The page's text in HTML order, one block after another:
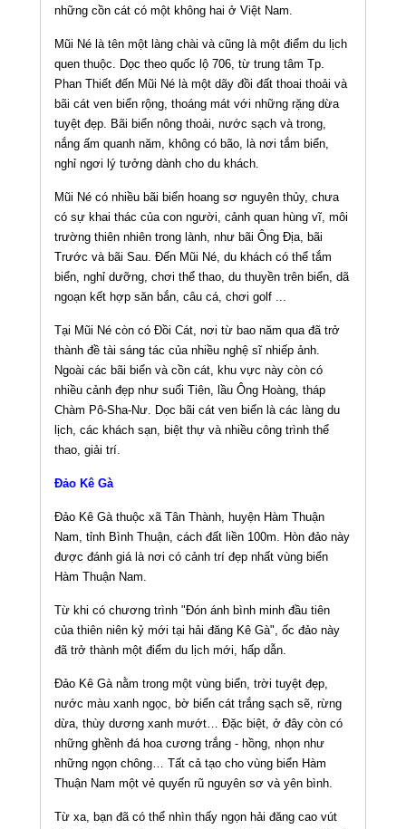
những cồn cát có một không hai ở Việt Nam.
Mũi Né là tên một làng chài và cũng là một điểm du lịch
quen thuộc. Dọc theo quốc lộ 706, từ trung tâm Tp.
Phan Thiết đến Mũi Né là một dãy đồi đất thoai thoải và
bãi cát ven biển rộng, thoáng mát với những rặng dừa
tuyệt đẹp. Bãi biển nông thoải, nước sạch và trong,
nắng ấm quanh năm, không có bão, là nơi tắm biển,
nghỉ ngơi lý tưởng dành cho du khách.
Mũi Né có nhiều bãi biển hoang sơ nguyên thủy, chưa
có sự khai thác của con người, cảnh quan hùng vĩ, môi
trường thiên nhiên trong lành, như bãi Ông Ðịa, bãi
Trước và bãi Sau. Ðến Mũi Né, du khách có thể tắm
biển, nghỉ dưỡng, chơi thể thao, du thuyền trên biển, dã
ngoạn kết hợp săn bắn, câu cá, chơi golf ...
Tại Mũi Né còn có Ðồi Cát, nơi từ bao năm qua đã trở
thành đề tài sáng tác của nhiều nghệ sĩ nhiếp ảnh.
Ngoài các bãi biển và cồn cát, khu vực này còn có
nhiều cảnh đẹp như suối Tiên, lầu Ông Hoàng, tháp
Chàm Pô-Sha-Nư. Dọc bãi cát ven biển là các làng du
lịch, các khách sạn, biệt thự và nhiều công trình thể
thao, giải trí.
Ðảo Kê Gà
Đảo Kê Gà thuộc xã Tân Thành, huyện Hàm Thuận
Nam, tỉnh Bình Thuận, cách đất liền 100m. Hòn đảo này
được đánh giá là nơi có cảnh trí đẹp nhất vùng biển
Hàm Thuận Nam.
Từ khi có chương trình "Ðón ánh bình minh đầu tiên
của thiên niên kỷ mới tại hải đăng Kê Gà", ốc đảo này
đã trở thành một điểm du lịch mới, hấp dẫn.
Ðảo Kê Gà nằm trong một vùng biển, trời tuyệt đẹp,
nước màu xanh ngọc, bờ biển cát trắng sạch sẽ, rừng
dừa, thùy dương xanh mướt… Ðặc biệt, ở đây còn có
những ghềnh đá hoa cương trắng - hồng, nhọn như
những ngọn chông… Tất cả tạo cho vùng biển Hàm
Thuận Nam một vẻ quyến rũ nguyên sơ và yên bình.
Từ xa, bạn đã có thể nhìn thấy ngọn hải đăng cao vút